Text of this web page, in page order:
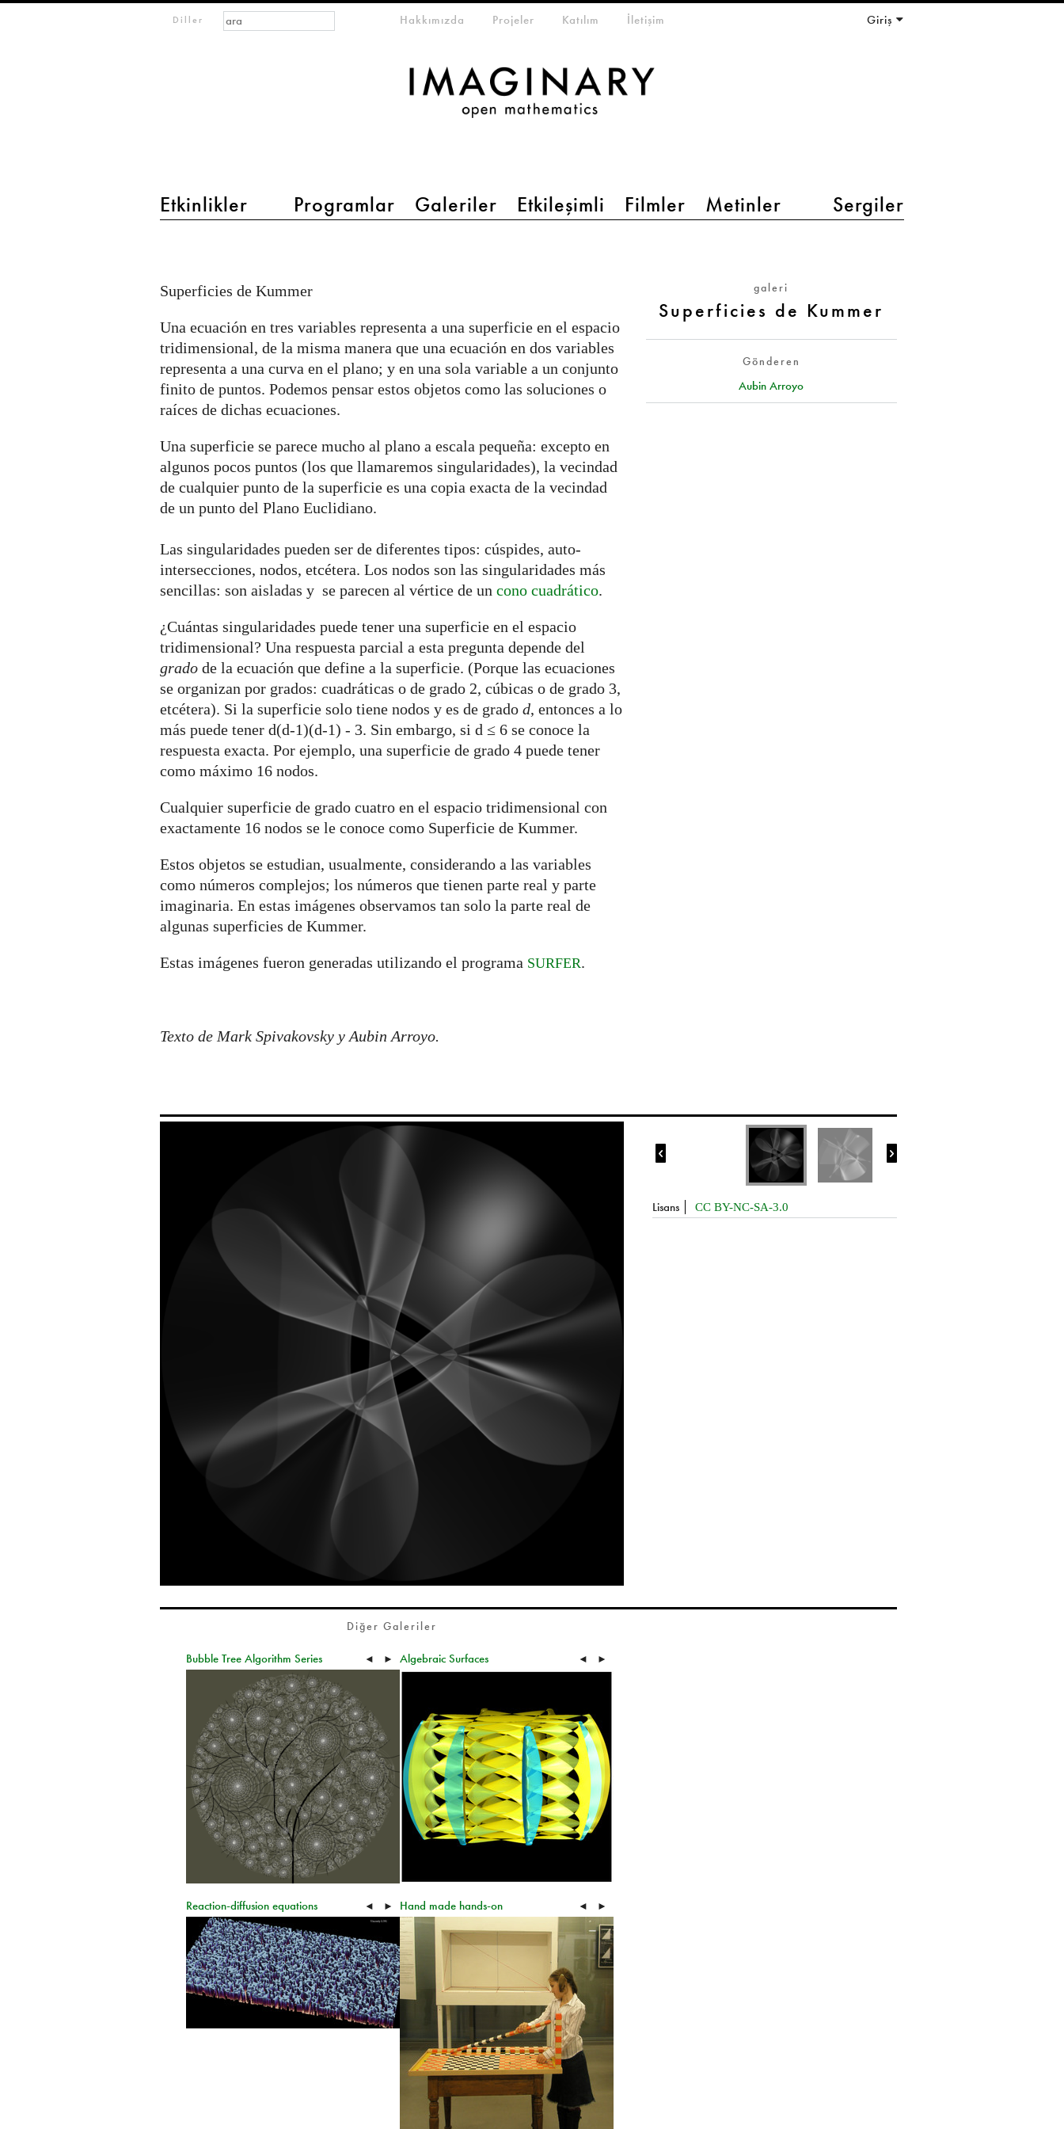
Diller
main menu 2
Etkinlikler Programlar Galeriler Etkileşimli Filmler Metinler Sergiler
meta-menuHakkımızda Projeler Katılım İletişim Giriş
Arama formu
Ara
Kummer
galeri
Superficies de Kummer
Gönderen
Aubin Arroyo
Superficies de Kummer
Una ecuación en tres variables representa a una superficie en el espacio
tridimensional, de la misma manera que una ecuación en dos variables
representa a una curva en el plano; y en una sola variable a un conjunto
finito de puntos. Podemos pensar estos objetos como las soluciones o
raíces de dichas ecuaciones.
Una superficie se parece mucho al plano a escala pequeña: excepto en
algunos pocos puntos (los que llamaremos singularidades), la vecindad
de cualquier punto de la superficie es una copia exacta de la vecindad
de un punto del Plano Euclidiano.
Las singularidades pueden ser de diferentes tipos: cúspides, auto-
intersecciones, nodos, etcétera. Los nodos son las singularidades más
sencillas: son aisladas y se parecen al vértice de uncono cuadrático.
¿Cuántas singularidades puede tener una superficie en el espacio
tridimensional? Una respuesta parcial a esta pregunta depende del
grado de la ecuación que define a la superficie. (Porque las ecuaciones
se organizan por grados: cuadráticas o de grado 2, cúbicas o de grado 3,
etcétera). Si la superficie solo tiene nodos y es de gradod, entonces a lo
más puede tener d(d-1)(d-1) - 3. Sin embargo, si d ≤ 6 se conoce la
respuesta exacta. Por ejemplo, una superficie de grado 4 puede tener
como máximo 16 nodos.
Cualquier superficie de grado cuatro en el espacio tridimensional con
exactamente 16 nodos se le conoce como Superficie de Kummer.
Estos objetos se estudian, usualmente, considerando a las variables
como números complejos; los números que tienen parte real y parte
imaginaria. En estas imágenes observamos tan solo la parte real de
algunas superficies de Kummer.
Estas imágenes fueron generadas utilizando el programa SURFER.
Texto de Mark Spivakovsky y Aubin Arroyo.
 
Lisans CC BY-NC-SA-3.0
Diğer Galeriler
Bubble Tree Algorithm Series ◄ ► Algebraic Surfaces ◄ ►
Reaction-diffusion equations ◄ ► Hand made hands-on ◄ ►